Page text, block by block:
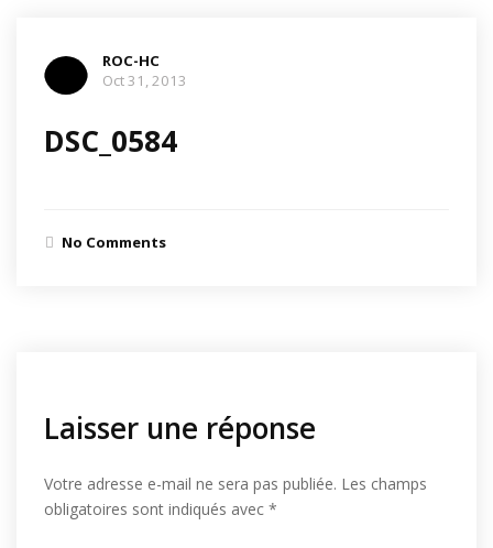
ROC-HC
Oct 31, 2013
DSC_0584
No Comments
Laisser une réponse
Votre adresse e-mail ne sera pas publiée. Les champs
obligatoires sont indiqués avec *